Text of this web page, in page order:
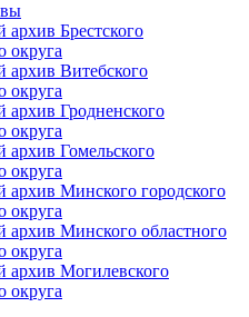
Брестского
округа
архив Витебского
округа
архив Гродненского
округа
архив Гомельского
округа
архив Минского городского
округа
архив Минского областного
округа
архив Могилевского
округа